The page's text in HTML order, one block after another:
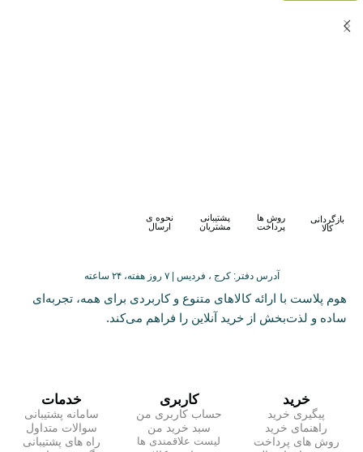
بازگردانی
کالا
روش ها
پرداخت
پشتیبانی
مشتریان
نحوه ی
ارسال
آدرس دفتر: کرج ، فردیس | ۷ روز هفته، ۲۴ ساعته
هوم پلاست با ارائه کالاهای متنوع و کاربردی برای همه، تجربه‌ای
ساده و لذت‌بخش از خرید آنلاین را فراهم می‌کند.
خرید
پیگیری خرید
راهنمای خرید
روش های پرداخت
کاربری
حساب کاربری من
سبد خرید من
لیست علاقمندی ها
خدمات
سامانه پشتیبانی
سوالات متداول
راه های پشتیبانی